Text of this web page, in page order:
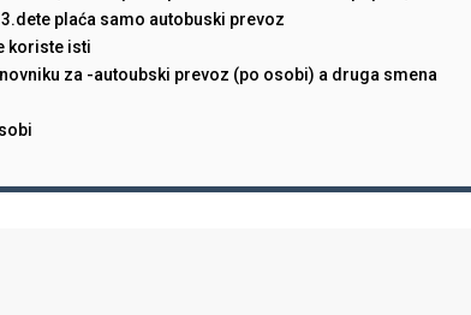
plaća samo autobuski prevoz
koriste isti
za -autoubski prevoz (po osobi) a druga smena